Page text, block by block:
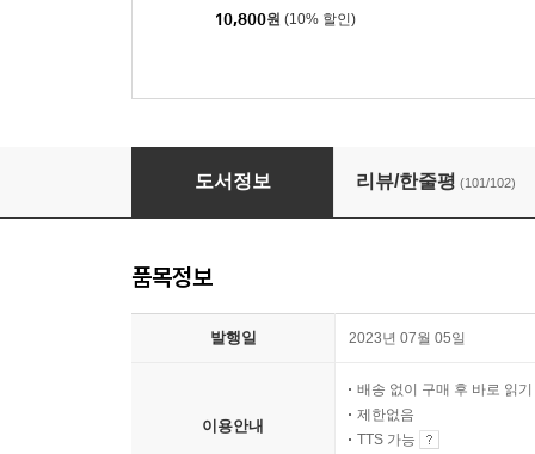
10,800원 (10% 할인)
플라이, 대디, 플라이
도서정보 리뷰/한줄평 (101/102)
품목정보
발행일 2023년 07월 05일
이용안내
배송 없이 구매 후 바로 읽기
제한없음
TTS 가능